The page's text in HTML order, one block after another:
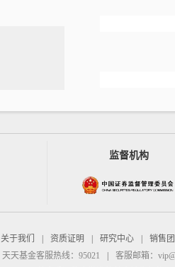
监督机构
关于我们 资质证明 研究中心
销售
天天基金客服热线：95021
客服邮箱：